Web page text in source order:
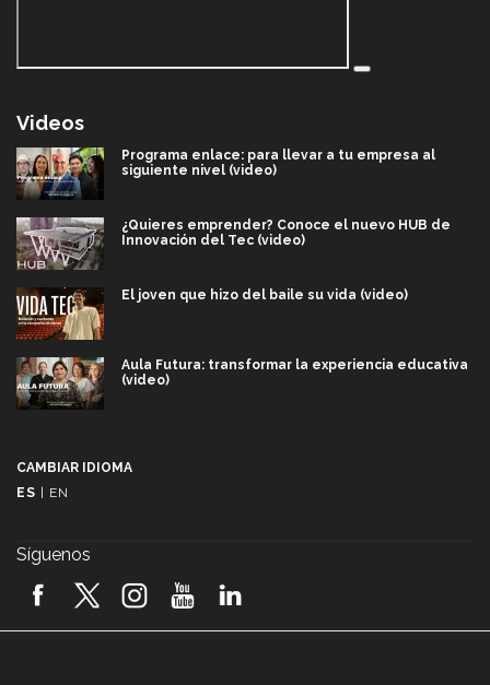
Videos
Programa enlace: para llevar a tu empresa al
siguiente nivel (video)
¿Quieres emprender? Conoce el nuevo HUB de
Innovación del Tec (video)
El joven que hizo del baile su vida (video)
Aula Futura: transformar la experiencia educativa
(video)
2026! (video)
CAMBIAR IDIOMA
ES | EN
Síguenos